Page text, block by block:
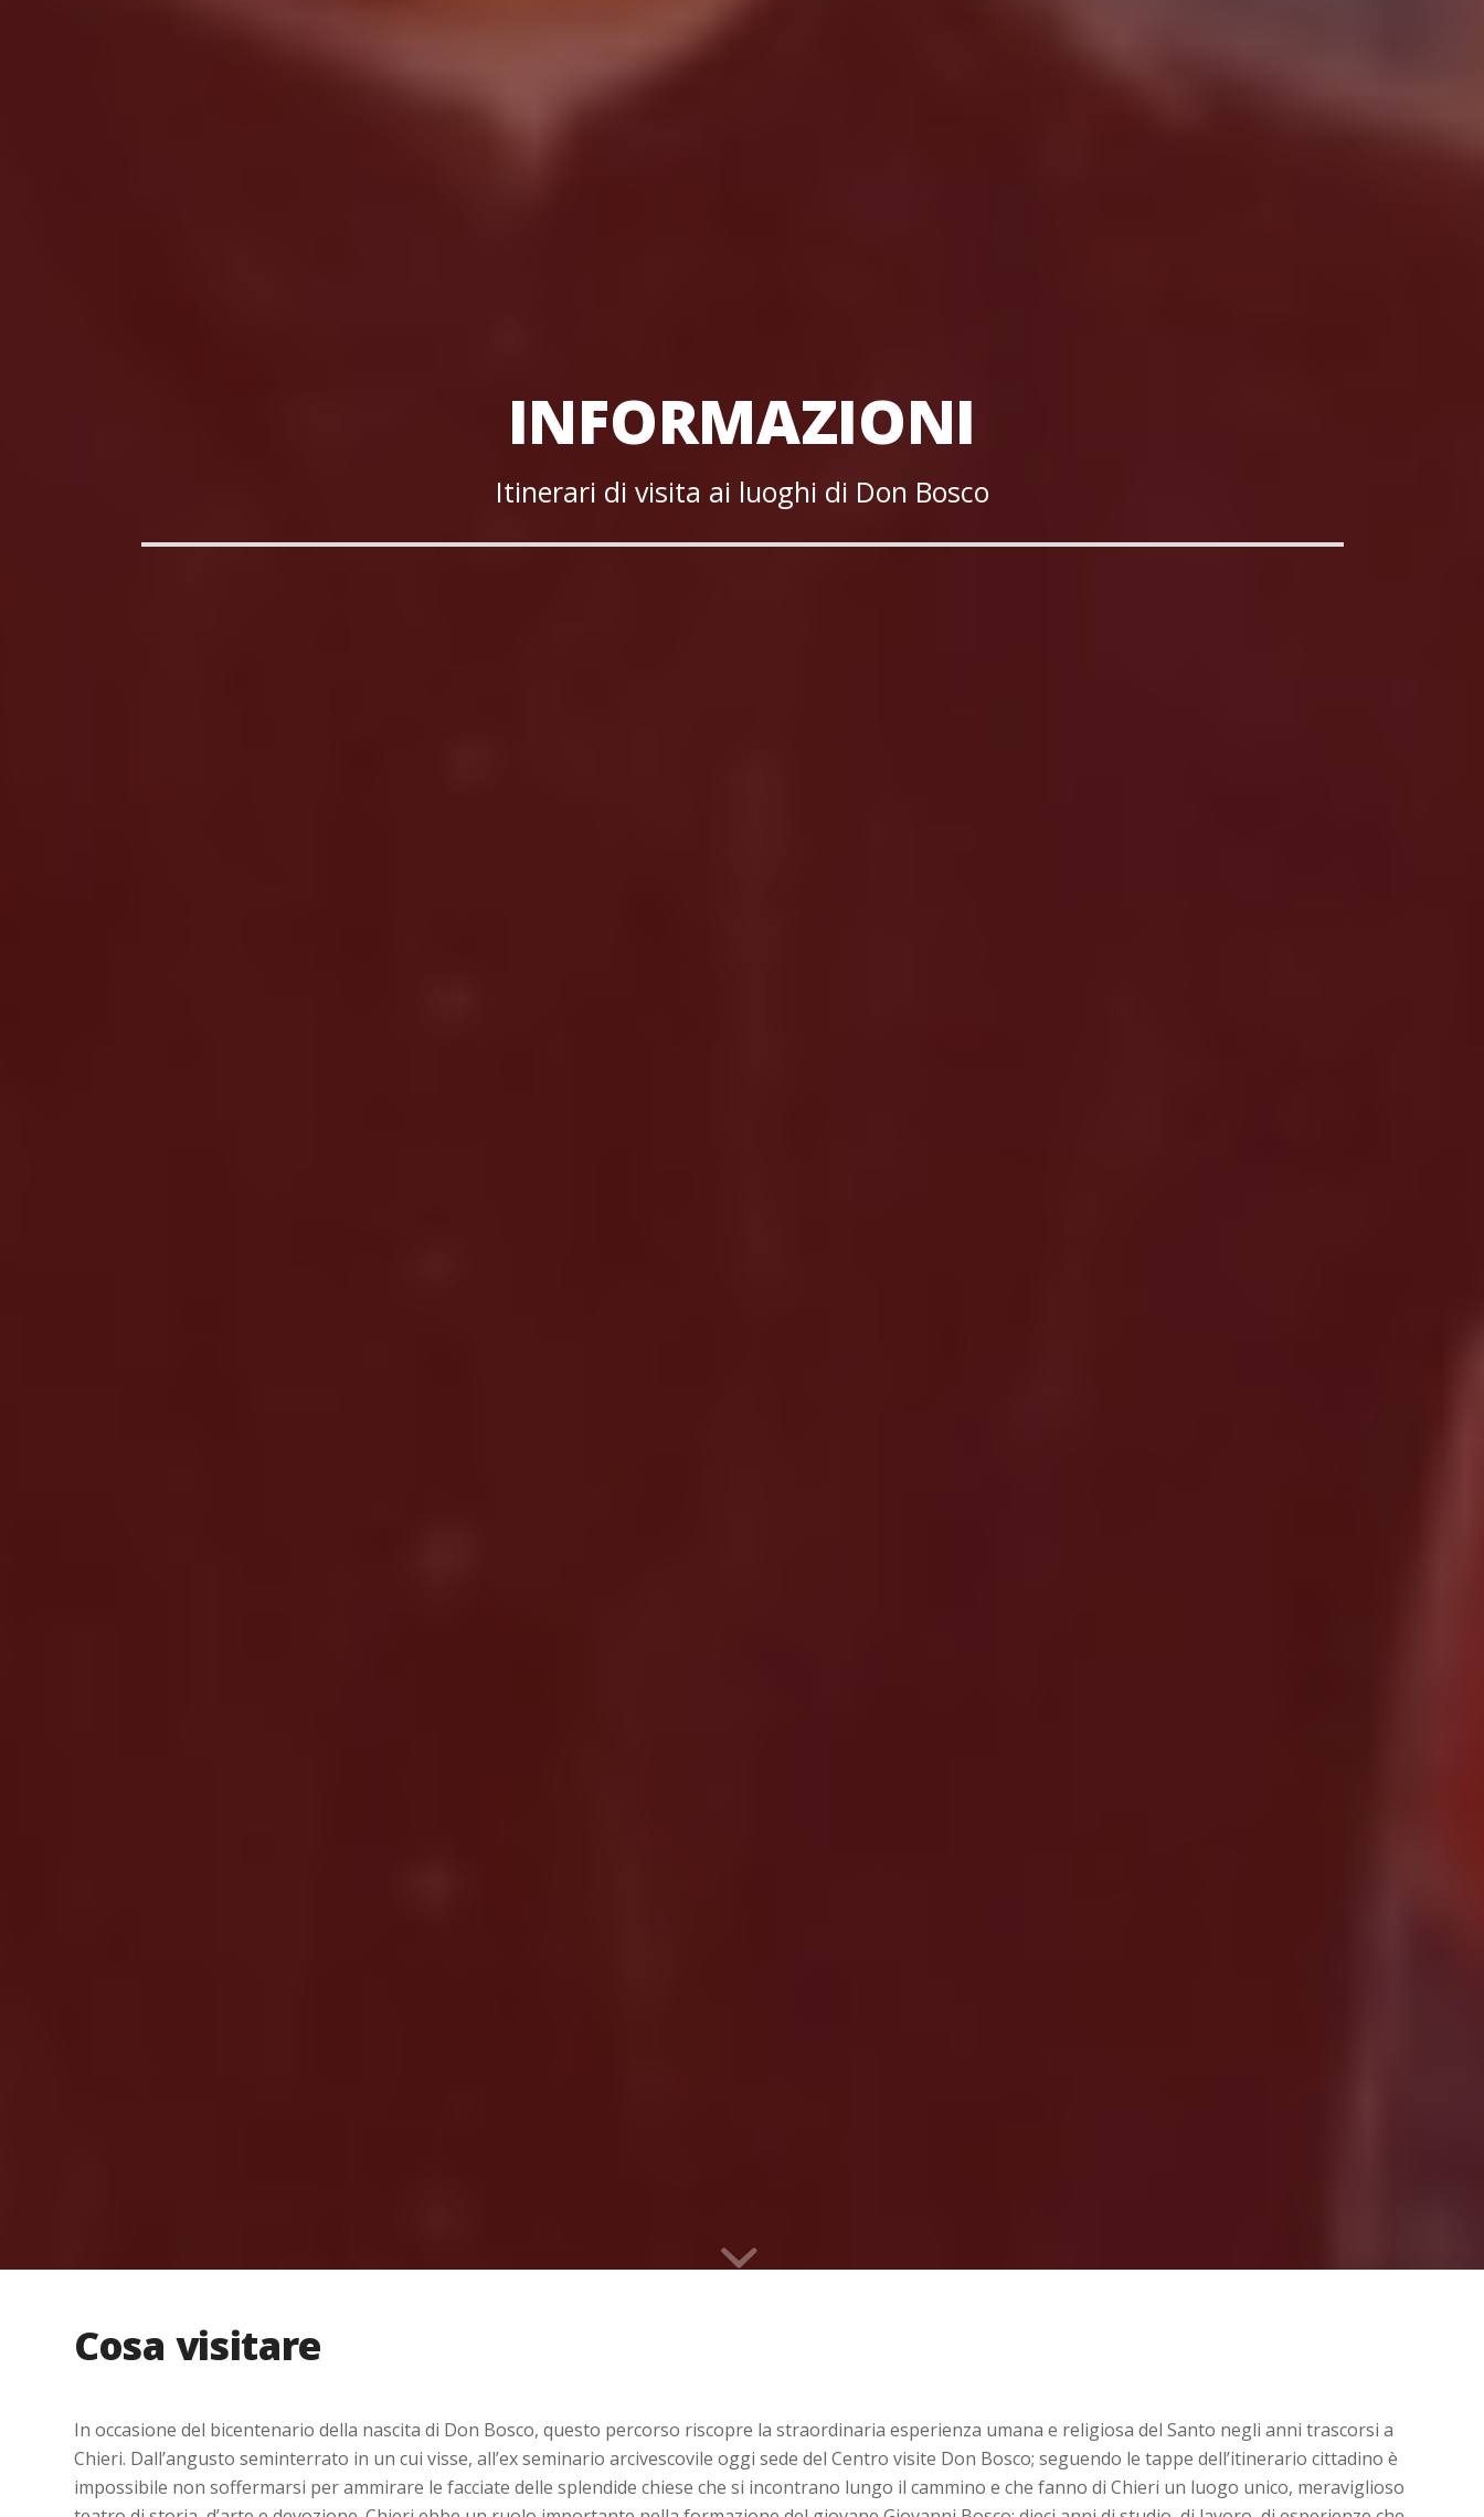
INFORMAZIONI
Itinerari di visita ai luoghi di Don Bosco
Cosa visitare
In occasione del bicentenario della nascita di Don Bosco, questo percorso riscopre la straordinaria esperienza umana e religiosa del Santo negli anni trascorsi a
Chieri. Dall’angusto seminterrato in un cui visse, all’ex seminario arcivescovile oggi sede del Centro visite Don Bosco; seguendo le tappe dell’itinerario cittadino è
impossibile non soffermarsi per ammirare le facciate delle splendide chiese che si incontrano lungo il cammino e che fanno di Chieri un luogo unico, meraviglioso